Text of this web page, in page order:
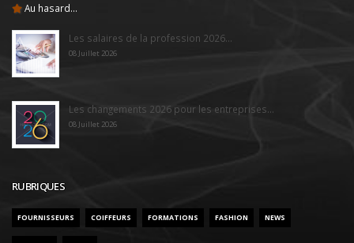
Au hasard...
Les salaires de la profession 2026...
08 Juillet 2026
Les changements 2026 pour les entreprises...
08 Juillet 2026
RUBRIQUES
FOURNISSEURS COIFFEURS FORMATIONS FASHION NEWS